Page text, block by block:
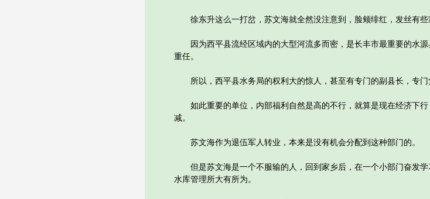
徐东升这么一打岔，苏文海就全然没注意到，脸颊绯红，发丝有些
因为西平县流经区域内的大型河流多而密，是长丰市最重要的水源
重任。
所以，西平县水务局的权利大的惊人，甚至有专门的副县长，专门
如此重要的单位，内部福利自然是高的不行，就算是现在经济下行
减。
苏文海作为退伍军人转业，本来是没有机会分配到这种部门的。
但是苏文海是一个不服输的人，回到家乡后，在一个小部门奋发学
水库管理所大有所为。